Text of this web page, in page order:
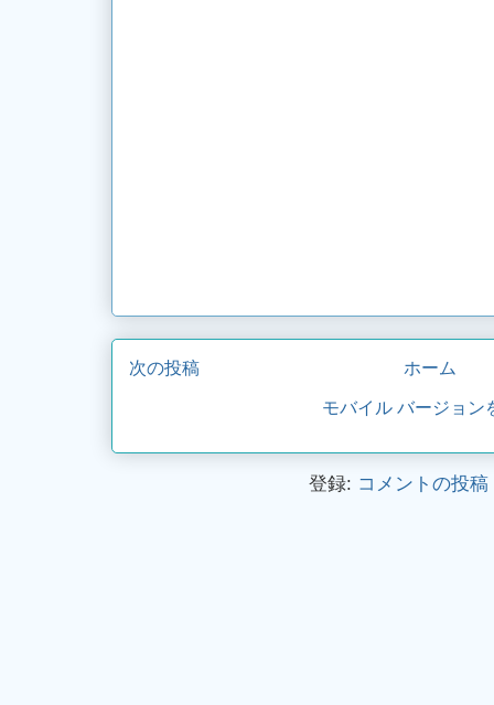
次の投稿 ホーム
モバイル バージョン
登録: コメントの投